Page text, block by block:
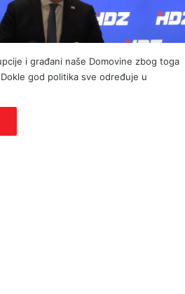
i građani naše Domovine zbog toga
god politika sve određuje u